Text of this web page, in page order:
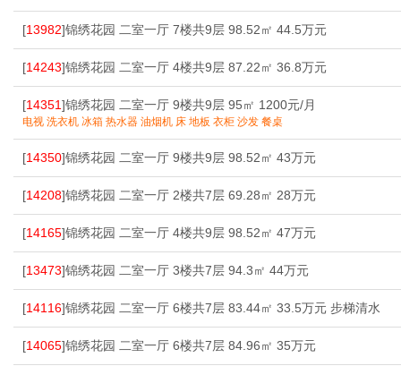
[13982]锦绣花园 二室一厅 7楼共9层 98.52㎡ 44.5万元
[14243]锦绣花园 二室一厅 4楼共9层 87.22㎡ 36.8万元
[14351]锦绣花园 二室一厅 9楼共9层 95㎡ 1200元/月
电视 洗衣机 冰箱 热水器 油烟机 床 地板 衣柜 沙发 餐桌
[14350]锦绣花园 二室一厅 9楼共9层 98.52㎡ 43万元
[14208]锦绣花园 二室一厅 2楼共7层 69.28㎡ 28万元
[14165]锦绣花园 二室一厅 4楼共9层 98.52㎡ 47万元
[13473]锦绣花园 二室一厅 3楼共7层 94.3㎡ 44万元
[14116]锦绣花园 二室一厅 6楼共7层 83.44㎡ 33.5万元 步梯清水
[14065]锦绣花园 二室一厅 6楼共7层 84.96㎡ 35万元